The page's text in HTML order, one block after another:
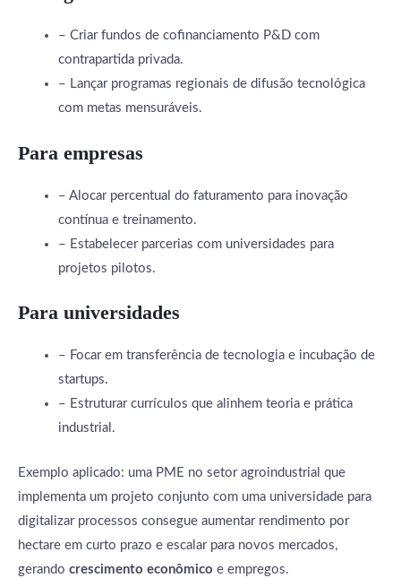
– Criar fundos de cofinanciamento P&D com
contrapartida privada.
– Lançar programas regionais de difusão tecnológica
com metas mensuráveis.
Para empresas
– Alocar percentual do faturamento para inovação
contínua e treinamento.
– Estabelecer parcerias com universidades para
projetos pilotos.
Para universidades
– Focar em transferência de tecnologia e incubação de
startups.
– Estruturar currículos que alinhem teoria e prática
industrial.
Exemplo aplicado: uma PME no setor agroindustrial que
implementa um projeto conjunto com uma universidade para
digitalizar processos consegue aumentar rendimento por
hectare em curto prazo e escalar para novos mercados,
gerando crescimento econômico e empregos.